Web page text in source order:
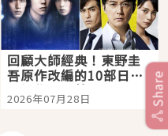
回顧大師經典！東野圭
吾原作改編的10部日本
影視作品推薦
2026年07月28日 Share